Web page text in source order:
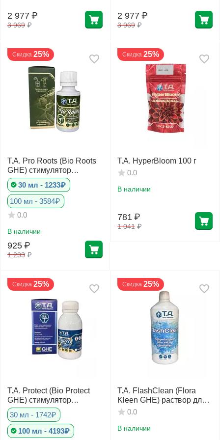
3 969 ₽
2 977 ₽
3 969 ₽
2 977 ₽
Скидка 25%
T.A. Pro Roots (Bio Roots
GHE) стимулятор
корнеобразования
30 мл - 1233₽
100 мл - 3584₽
0.0
В наличии
1 233 ₽
925 ₽
Скидка 25%
T.A. HyperBloom 100 г
0.0
В наличии
1 041 ₽
781 ₽
Скидка 25%
T.A. Protect (Bio Protect
GHE) стимулятор
иммунной систем
30 мл - 1742₽
100 мл - 4193₽
Скидка 25%
T.A. FlashClean (Flora
Kleen GHE) раствор для
очистки гидропонных
солей 1 л
0.0
В наличии